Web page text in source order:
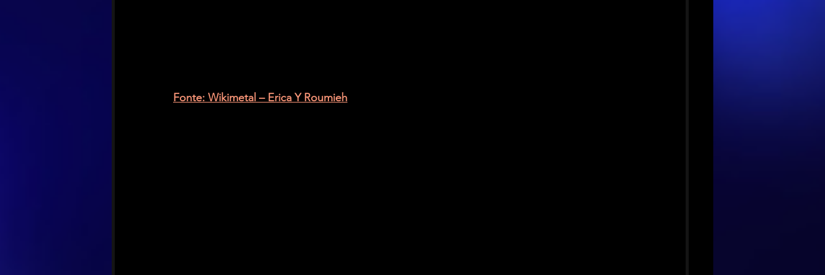
Fonte: Wikimetal – Erica Y Roumieh